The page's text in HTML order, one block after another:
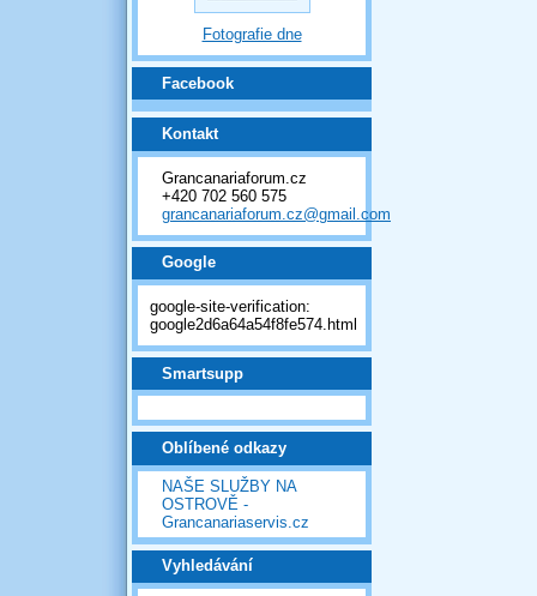
Fotografie dne
Facebook
Kontakt
Grancanariaforum.cz
+420 702 560 575
grancanariaforum.cz@gmail.com
Google
google-site-verification:
google2d6a64a54f8fe574.html
Smartsupp
Oblíbené odkazy
NAŠE SLUŽBY NA
OSTROVĚ -
Grancanariaservis.cz
Vyhledávání